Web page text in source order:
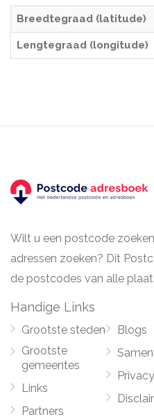
Breedtegraad (latitude)
Lengtegraad (longitude)
Wilt u een postcode
adressen zoeken? Dit
de postcodes van alle
Handige Links
Grootste steden
Grootste
gemeentes
Links
Partners
Blogs